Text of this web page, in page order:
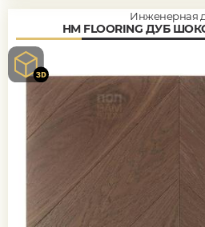
Инженерная
HM FLOORING ДУБ